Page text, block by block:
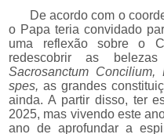
De acordo com o
o Papa teria convidado
uma reflexão sobre o
redescobrir as
Sacrosanctum
spes, as grandes
ainda. A partir disso, ter
2025, mas vivendo este
ano de aprofundar a